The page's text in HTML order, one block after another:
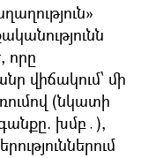
որը
վիճակում՝ մի
(նկատի
խմբ․),